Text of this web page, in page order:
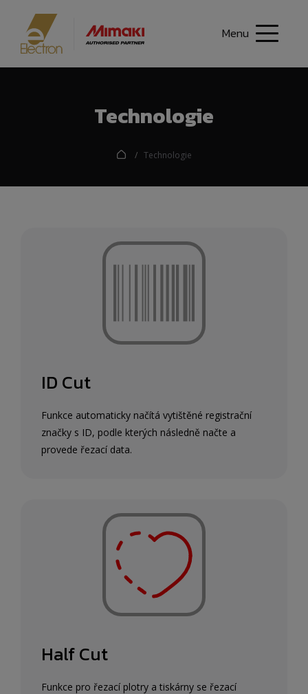
Menu
Technologie
Technologie
ID Cut
Funkce automaticky načítá vytištěné registrační
značky s ID, podle kterých následně načte a
provede řezací data.
Half Cut
Funkce pro řezací plotry a tiskárny se řezací